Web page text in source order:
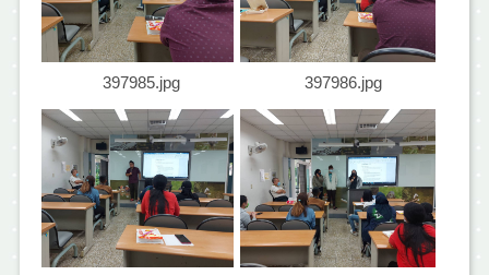
397985.jpg 397986.jpg